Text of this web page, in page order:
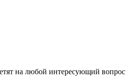
на любой интересующий вопрос